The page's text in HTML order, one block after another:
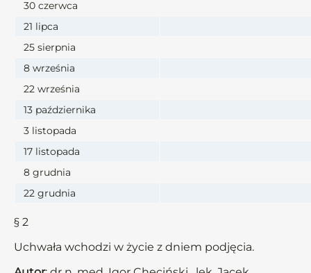
30 czerwca
21 lipca
25 sierpnia
8 września
22 września
13 października
3 listopada
17 listopada
8 grudnia
22 grudnia
§ 2
Uchwała wchodzi w życie z dniem podjęcia.